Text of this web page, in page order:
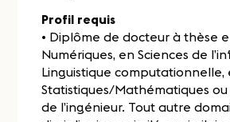
Profil requis
• Diplôme de docteur à thèse
Numériques, en Sciences de
Linguistique computationnelle,
Statistiques/Mathématiques ou
de l’ingénieur. Tout autre